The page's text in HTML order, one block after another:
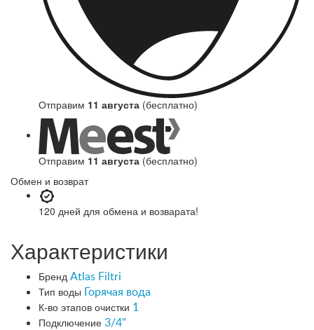
Отправим 11 августа (бесплатно)
Отправим 11 августа (бесплатно)
Обмен и возврат
120 дней для обмена и возварата!
Характеристики
Бренд Atlas Filtri
Тип воды Горячая вода
К-во этапов очистки 1
Подключение 3/4"